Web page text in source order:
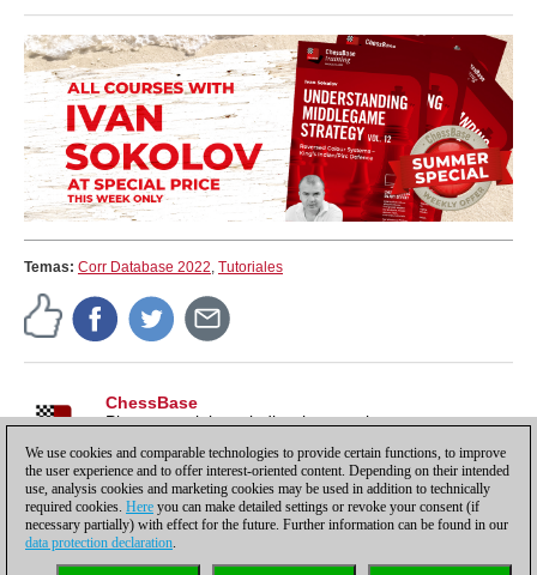
Temas: Corr Database 2022, Tutoriales
ChessBase
Pistas, tutoriales e indicaciones sobre nuestros
We use cookies and comparable technologies to provide certain functions, to improve
the user experience and to offer interest-oriented content. Depending on their intended
use, analysis cookies and marketing cookies may be used in addition to technically
required cookies. Here you can make detailed settings or revoke your consent (if
necessary partially) with effect for the future. Further information can be found in our
data protection declaration.